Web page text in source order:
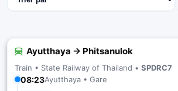
Ayutthaya → Phitsanulok
Train • State Railway of Thailand • SPDRC7
08:23Ayutthaya • Gare